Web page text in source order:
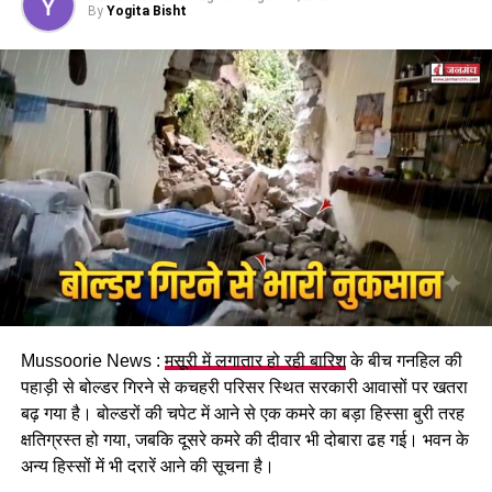
BIRTHDAY PARTY EVACUATION
FIRE DUE TO FIREWORKS
UP NEXT
देहरादून: सीबीएसई भर्ती परीक्षा में नकल गिरोह का भंडाफोड़, अभ्यर्थी
की जगह बैठा था साल्वर, 10 लाख में पास कराने की डील…
ग्वालियर की युवती का देहरादून के युवक पर बेवफाई का आरोप, शादी
का वादा करके बनाए शारीरिक संबंध…
By Yogita Bisht
Mussoorie News :मसूरी में लगातार हो रही बारिशके बीच गनहिल की
पहाड़ी से बोल्डर गिरने से कचहरी परिसर स्थित सरकारी आवासों पर खतरा
बढ़ गया है। बोल्डरों की चपेट में आने से एक कमरे का बड़ा हिस्सा बुरी तरह
क्षतिग्रस्त हो गया, जबकि दूसरे कमरे की दीवार भी दोबारा ढह गई। भवन के
अन्य हिस्सों में भी दरारें आने की सूचना है।